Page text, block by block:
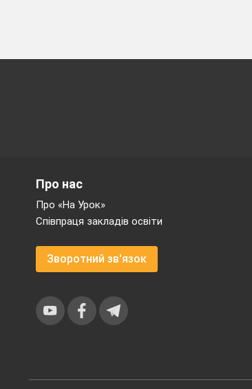
Про нас
Про «На Урок»
Співпраця закладів освіти
Зворотний зв'язок